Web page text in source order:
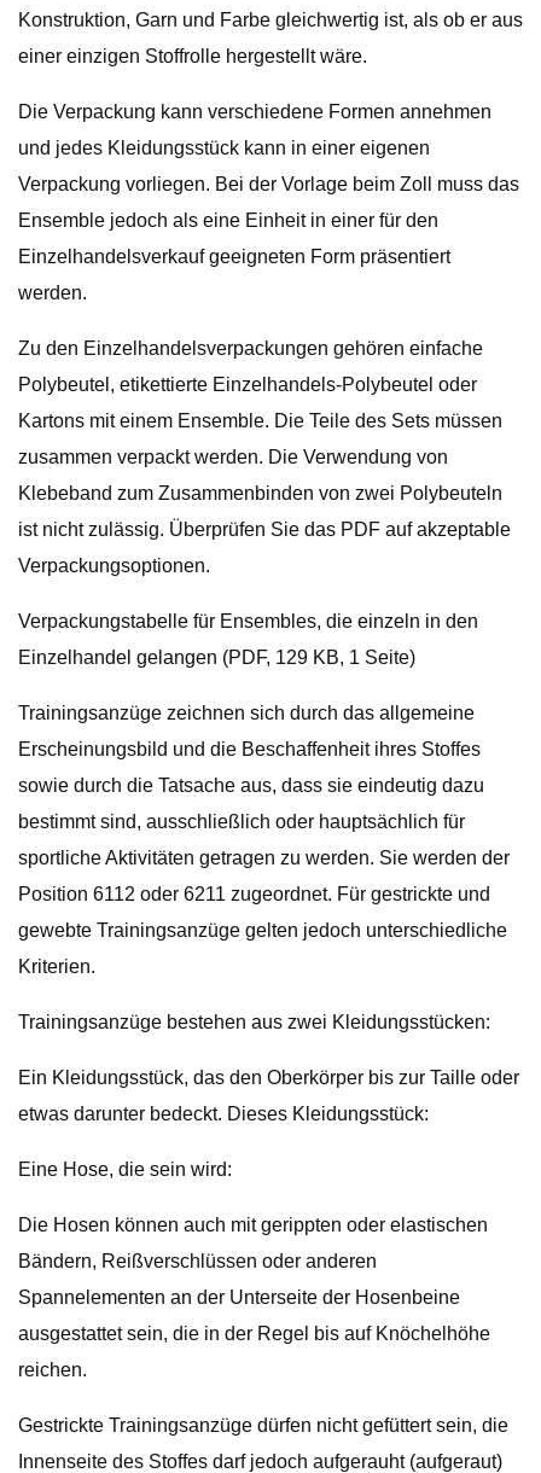
Konstruktion, Garn und Farbe gleichwertig ist, als ob er aus
einer einzigen Stoffrolle hergestellt wäre.
Die Verpackung kann verschiedene Formen annehmen
und jedes Kleidungsstück kann in einer eigenen
Verpackung vorliegen. Bei der Vorlage beim Zoll muss das
Ensemble jedoch als eine Einheit in einer für den
Einzelhandelsverkauf geeigneten Form präsentiert
werden.
Zu den Einzelhandelsverpackungen gehören einfache
Polybeutel, etikettierte Einzelhandels-Polybeutel oder
Kartons mit einem Ensemble. Die Teile des Sets müssen
zusammen verpackt werden. Die Verwendung von
Klebeband zum Zusammenbinden von zwei Polybeuteln
ist nicht zulässig. Überprüfen Sie das PDF auf akzeptable
Verpackungsoptionen.
Verpackungstabelle für Ensembles, die einzeln in den
Einzelhandel gelangen (PDF, 129 KB, 1 Seite)
Trainingsanzüge zeichnen sich durch das allgemeine
Erscheinungsbild und die Beschaffenheit ihres Stoffes
sowie durch die Tatsache aus, dass sie eindeutig dazu
bestimmt sind, ausschließlich oder hauptsächlich für
sportliche Aktivitäten getragen zu werden. Sie werden der
Position 6112 oder 6211 zugeordnet. Für gestrickte und
gewebte Trainingsanzüge gelten jedoch unterschiedliche
Kriterien.
Trainingsanzüge bestehen aus zwei Kleidungsstücken:
Ein Kleidungsstück, das den Oberkörper bis zur Taille oder
etwas darunter bedeckt. Dieses Kleidungsstück:
Eine Hose, die sein wird:
Die Hosen können auch mit gerippten oder elastischen
Bändern, Reißverschlüssen oder anderen
Spannelementen an der Unterseite der Hosenbeine
ausgestattet sein, die in der Regel bis auf Knöchelhöhe
reichen.
Gestrickte Trainingsanzüge dürfen nicht gefüttert sein, die
Innenseite des Stoffes darf jedoch aufgerauht (aufgeraut)